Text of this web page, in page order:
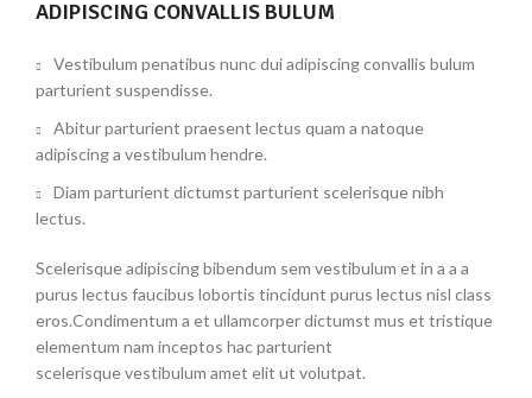
ADIPISCING CONVALLIS BULUM
Vestibulum penatibus nunc dui adipiscing convallis bulum
parturient suspendisse.
Abitur parturient praesent lectus quam a natoque
adipiscing a vestibulum hendre.
Diam parturient dictumst parturient scelerisque nibh
lectus.
Scelerisque adipiscing bibendum sem vestibulum et in a a a
purus lectus faucibus lobortis tincidunt purus lectus nisl class
eros.Condimentum a et ullamcorper dictumst mus et tristique
elementum nam inceptos hac parturient
scelerisque vestibulum amet elit ut volutpat.